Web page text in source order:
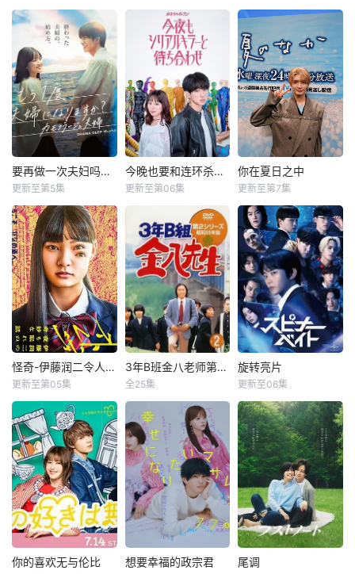
北香那
冈山天音
故事背景设定
在繁华却复杂的东
京池袋地区。西池
袋警署新设立了“犯
罪受害者支援室”，
在这里，警察们将
贴身陪伴遭遇各类
案件的受害者及遗
属，协助他们重新
木夏海（小池荣子
饰）是一个能够平
等
骏河太郎
吉村界人
改编自此元和
津也原作同名漫
画。 不起眼的高中
生三井宏太在好友
内新次郎的邀请下
加入了钓鱼部。虽
然听说这是守
上坂树里
水野美纪
本剧以田中光著作
《明治的南丁格尔
大关和物语》为原
案，取材自日本首
位专业女护士大关
和与铃木雅的真实
经历，描绘了她们
推动护士注册制
度、设立派出看护
程。 明治18年，日
本首个护
要再做一次夫妇吗？～伪装夫妇～
前田公辉
桃月梨子
本剧改编自作者六
葉雅・上原ひびき
同名漫画。讲述了
因出轨而背叛妻子
的前夫洗心革面，
开始重新面对前
妻，力求“再一次”
走到一起的故事
要再做一次夫妇吗？～伪装夫妇～
更新至第5集
今晚也要和连环杀手约会
故事围绕一名
游离于体制之外、
孤傲冷峻的“独狼”
刑警，与一位拥有
特异功能的神秘密
友展开。女主角黑
井雏田只要触碰杀
手，眼前便会浮现
出冰冷的“杀人数”
数字。同样背负着
挚爱被夺走的深仇
始合
今晚也要和连环杀手约会
更新至第06集
你在夏日之中
杢代和人
芳村宗治郎
性格率直的户田涉
（奥智哉 饰）与校
园风云人物佐伯千
晴（杢代和人 饰）
因共同的电影爱好
而结缘。在千晴告
白后，两人约定利
用暑假进行一场电
影圣地巡礼。这段
的时光，细腻记录
了两人之间青涩而
熠熠
你在夏日之中
更新至第7集
怪奇-伊藤润二令人彻夜难眠的奇异故事
细田佳央太
真木阳子
本作精选日本知名
恐怖漫画家伊藤润
二笔下充满独特疯
狂气息的经典作
品，改编为真人单
元剧。以浓雾弥漫
小镇中流行的“辻
占”所隐藏的恐惧与
怪奇-伊藤润二令人彻夜难眠的奇异故事
更新至第05集
3年B班金八老师第二季
暂无剧情简介
3年B班金八老师第二季
全25集
旋转亮片
萩原护
奥野壮
改编自此元和
津也原作同名漫
画。不起眼的高中
生三井宏太在好友
内新次郎的邀请下
加入了钓鱼部。虽
然听说这是守护城
镇秩序的正义之
士，但实际上却是
旋转亮片
更新至06集
你的喜欢无与伦比
你的喜欢无与伦比 想要幸福的政宗君
想要幸福的政宗君 尾调
尾调